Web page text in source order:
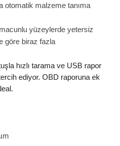
otomatik malzeme tanıma
macunlu yüzeylerde yetersiz
göre biraz fazla
hızlı tarama ve USB rapor
ediyor. OBD raporuna ek